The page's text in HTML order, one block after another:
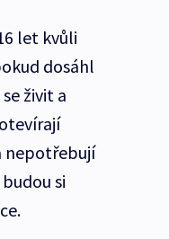
let kvůli
dosáhl
živit a
nepotřebují
si